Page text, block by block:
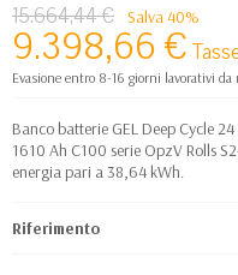
15.664,44 € Salva 40%
9.398,66 €
Evasione entro 8-16 giorni lavorativi da
Banco batterie GEL Deep Cycle
1610 Ah C100 serie OpzV Rolls
energia pari a 38,64 kWh.
Riferimento